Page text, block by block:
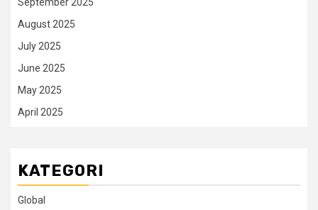
August 2025
July 2025
June 2025
May 2025
April 2025
KATEGORI
Global